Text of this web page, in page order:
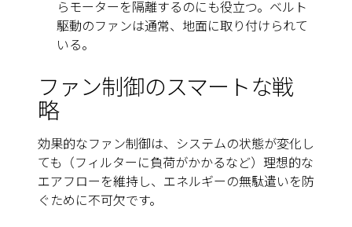
らモーターを隔離するのにも役立つ。ベルト
駆動のファンは通常、地面に取り付けられて
いる。
ファン制御のスマートな戦
略
効果的なファン制御は、システムの状態が変化し
ても（フィルターに負荷がかかるなど）理想的な
エアフローを維持し、エネルギーの無駄遣いを防
ぐために不可欠です。